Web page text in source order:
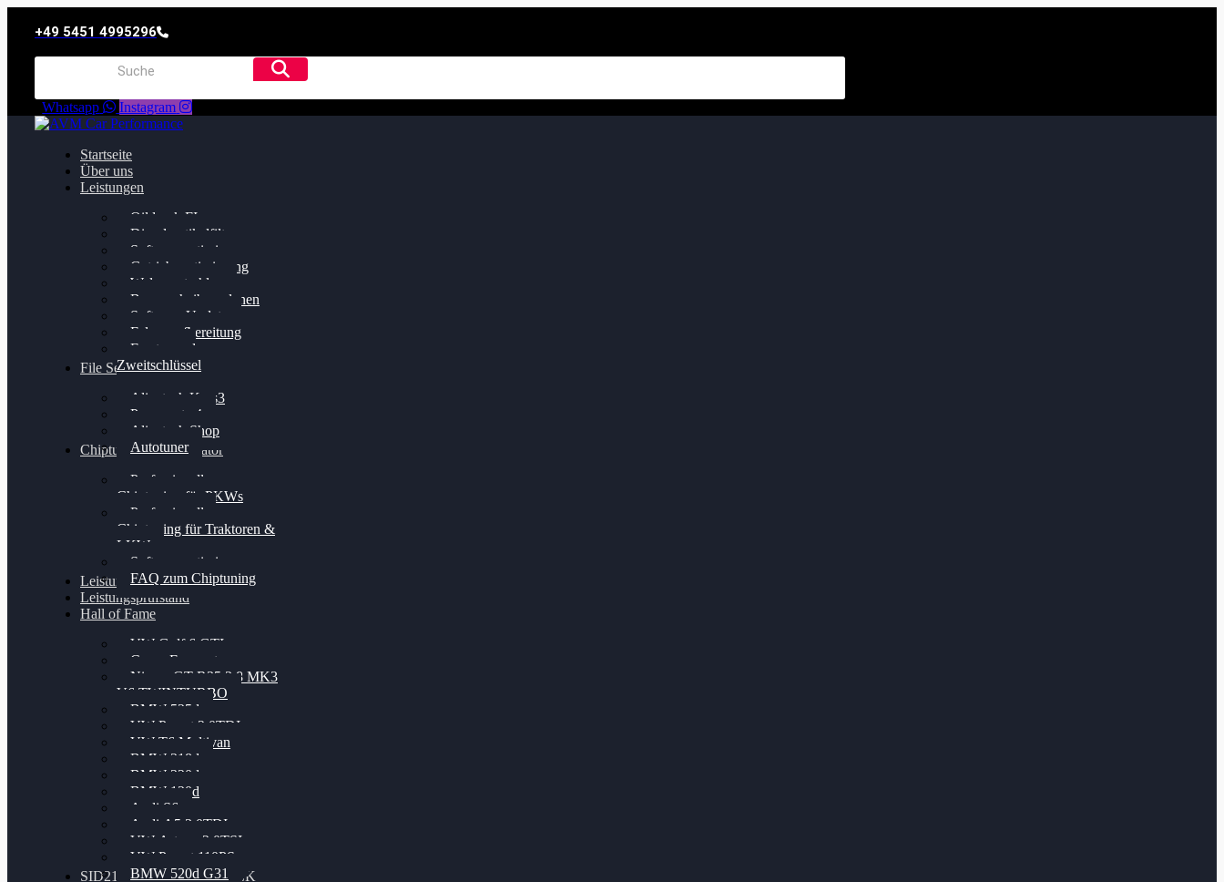
+49 5451 4995296
Whatsapp Instagram
Startseite
Über uns
Leistungen
Oildruck FIx
Dieselpartikelfilter
Softwareoptimierung
Getriebeoptimierung
Walnussstrahlen
Bremsscheiben planen
Software Update
Felgenaufbereitung
Ersatz- und
Zweitschlüssel
File Service
Alientech Kess3
Powergate 4
Alientech Shop
Autotuner
Chiptuning Konfigurator
Professionelles
Chiptuning für PKWs
Professionelles
Chiptuning für Traktoren &
LKW
Softwareoptimierung
FAQ zum Chiptuning
Leistungsmessung
Leistungsprüfstand
Hall of Fame
VW Golf 6 GTI
Cupra Formentor
Nissan GT-R35 3.8 MK3
V6 TWINTURBO
BMW 525d
VW Passat 2.0TDI
VW T6 Multivan
BMW 318d
BMW 320d
BMW 120d
Audi S6
Audi A5 3.0TDI
VW Arteon 2.0TSI
VW Passat 110PS
BMW 520d G31
SID212 / 212EVO UNLOCK